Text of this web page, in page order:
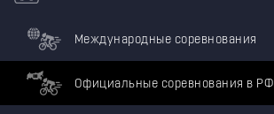
Международные соревнования
Официальные соревнования в РФ